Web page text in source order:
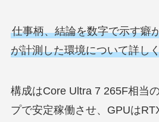
仕事柄、結論を数字で示す癖
が計測した環境について詳し
構成はCore Ultra 7 265F相当
プで安定稼働させ、GPUは